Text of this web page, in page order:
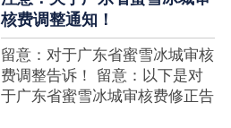
核费调整通知！
留意：对于广东省蜜雪冰城审核
费调整告诉！ 留意：以下是对
于广东省蜜雪冰城审核费修正告